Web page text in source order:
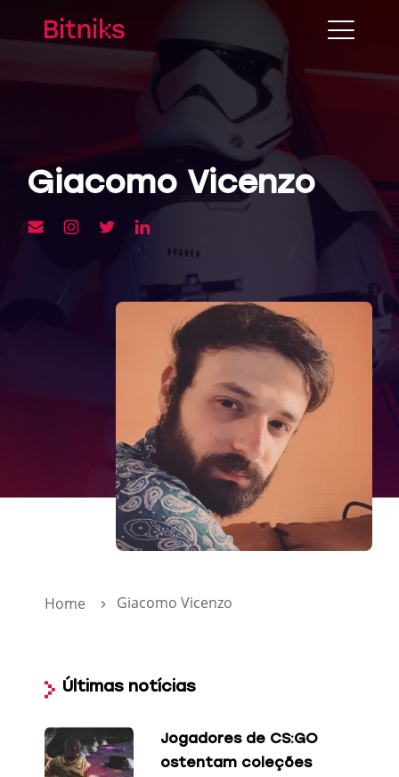
Giacomo Vicenzo
Home Giacomo Vicenzo
Últimas notícias
Jogadores de CS:GO
ostentam coleções